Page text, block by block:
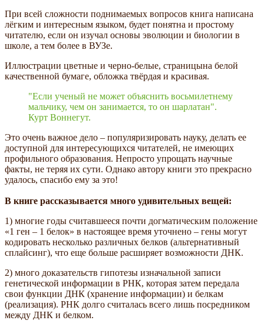
При всей сложности поднимаемых вопросов книга написана
лёгким и интересным языком, будет понятна и простому
читателю, если он изучал основы эволюции и биологии в
школе, а тем более в ВУЗе.
Иллюстрации цветные и черно-белые, страницына белой
качественной бумаге, обложка твёрдая и красивая.
"Если ученый не может объяснить восьмилетнему
мальчику, чем он занимается, то он шарлатан".
Курт Воннегут.
Это очень важное дело – популяризировать науку, делать ее
доступной для интересующихся читателей, не имеющих
профильного образования. Непросто упрощать научные
факты, не теряя их сути. Однако автору книги это прекрасно
удалось, спасибо ему за это!
В книге рассказывается много удивительных вещей:
1) многие годы считавшееся почти догматическим положение
1 ген – 1 белок
в настоящее время уточнено – гены могут
кодировать несколько различных белков (альтернативный
сплайсинг), что еще больше расширяет возможности ДНК.
2) много доказательств гипотезы изначальной записи
генетической информации в РНК, которая затем передала
свои функции ДНК (хранение информации) и белкам
(реализация). РНК долго считалась всего лишь посредником
между ДНК и белком.